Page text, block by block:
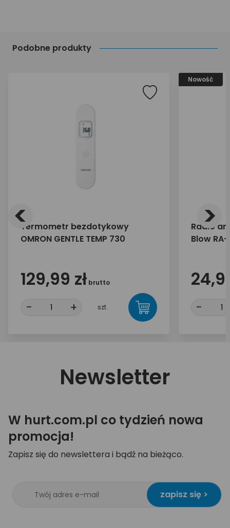
Podobne produkty
Termometr bezdotykowy
OMRON GENTLE TEMP 730
129,99 zł brutto
- + szt.
Nowość
Radio
Blow
-
< >
Newsletter
W hurt.com.pl co tydzień nowa
promocja!
Zapisz się do newslettera i bądź na bieżąco.
zapisz się >